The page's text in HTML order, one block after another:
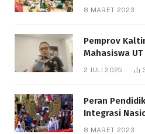
8 MARET 2023
Pemprov
Mahasiswa UT
Bantuan
2 JULI 2025
Peran
Integrasi
8 MARET 2023